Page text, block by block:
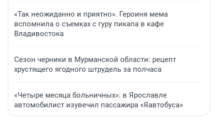
«Так неожиданно и приятно». Героиня мема
вспомнила о съемках с гуру пикапа в кафе
Владивостока
Сезон черники в Мурманской области: рецепт
хрустящего ягодного штрудель за полчаса
«Четыре месяца больничных»: в Ярославле
автомобилист изувечил пассажира «Яавтобуса»